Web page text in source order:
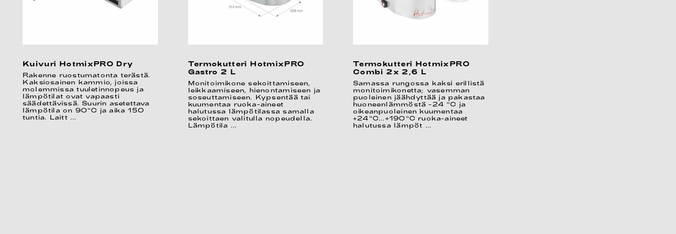
Kuivuri HotmixPRO Dry
Rakenne ruostumatonta terästä.
Kaksiosainen kammio, joissa
molemmissa tuuletinnopeus ja
lämpötilat ovat vapaasti
säädettävissä. Suurin asetettava
lämpötila on 90°C ja aika 150
tuntia. Laitt ...
Termokutteri HotmixPRO
Gastro 2 L
Monitoimikone sekoittamiseen,
leikkaamiseen, hienontamiseen ja
soseuttamiseen. Kypsentää tai
kuumentaa ruoka-aineet
halutussa lämpötilassa samalla
sekoittaen valitulla nopeudella.
Lämpötila ...
Termokutteri HotmixPRO
Combi 2x 2,6 L
Samassa rungossa kaksi erillistä
monitoimikonetta; vasemman
puoleinen jäähdyttää ja pakastaa
huoneenlämmöstä -24 °C ja
oikeanpuoleinen kuumentaa
+24°C...+190°C ruoka-aineet
halutussa lämpöt ...